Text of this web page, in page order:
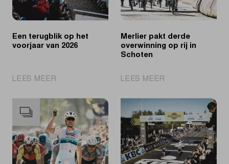
Een terugblik op het
voorjaar van 2026
LEES MEER
terugblik
op
het
voorjaar
van
2026
Merlier pakt derde
overwinning op rij in
Schoten
LEES MEER
pakt
derde
overwinning
op
rij
in